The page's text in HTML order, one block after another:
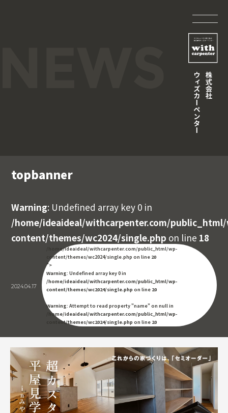
topbanner
Warning: Undefined array key 0 in
/home/ideaideal/withcarpenter.com/
content/themes/wc2024/single.php on line 18
2024.04.17
/home/ideaideal/withcarpenter.com/public_html/wp-
content/themes/wc2024/single.php on line 20
">
Warning: Undefined array key 0 in
/home/ideaideal/withcarpenter.com/public_html/wp-
content/themes/wc2024/single.php on line 20
Warning: Attempt to read property "name" on null in
/home/ideaideal/withcarpenter.com/public_html/wp-
content/themes/wc2024/single.php on line 20